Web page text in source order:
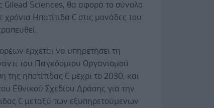
Gilead Sciences, θα αφορά το σύνολο
Ηπατίτιδα C στις μονάδες του
έρχεται να υπηρετήσει τη
του Παγκόσμιου Οργανισμού
της ηπατίτιδας C μέχρι το 2030, και
Εθνικού Σχεδίου Δράσης για την
C μεταξύ των εξυπηρετούμενων